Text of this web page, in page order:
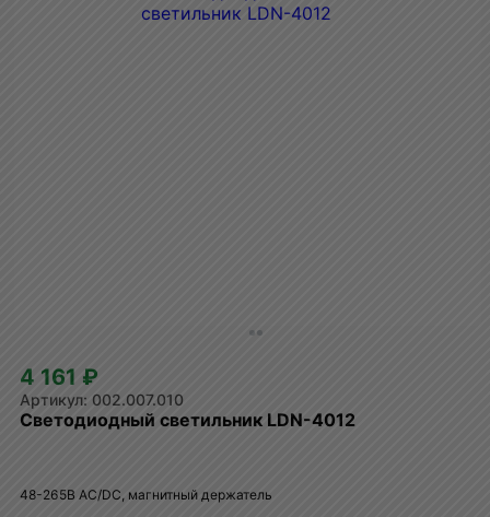
4 161 ₽
002.007.010
Светодиодный светильник LDN-4012
48-265В AC/DC, магнитный держатель